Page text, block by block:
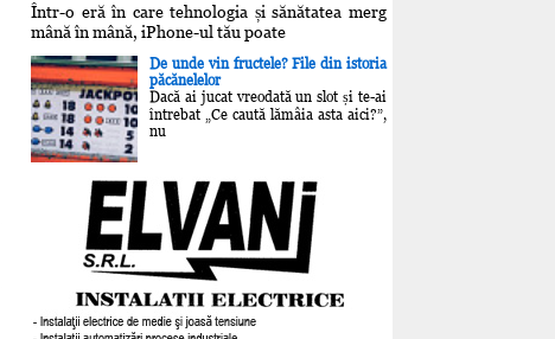
Într-o eră în care tehnologia și sănătatea merg
mână în mână, iPhone-ul tău poate
De unde vin fructele? File din istoria
păcănelelor
Dacă ai jucat vreodată un slot și te-ai
întrebat „Ce caută lămâia asta aici?”,
nu